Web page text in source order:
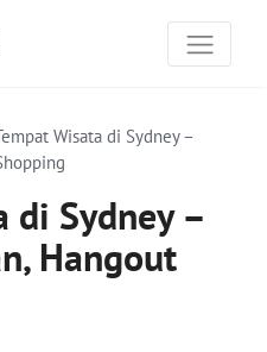
Wisata di Sydney –
di Sydney –
Hangout